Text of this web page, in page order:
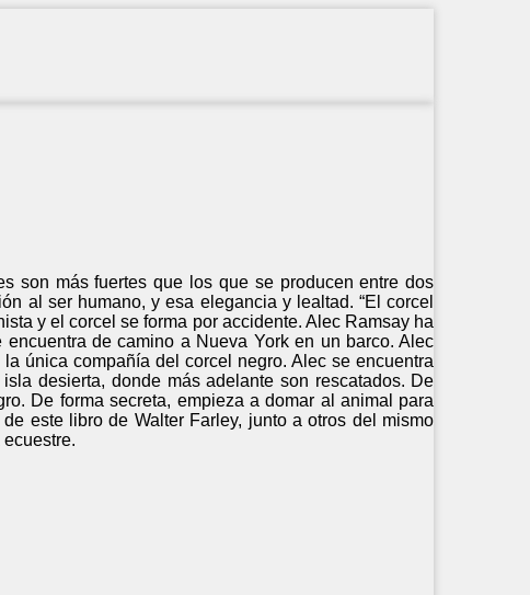
son más fuertes que los que se producen entre dos
al ser humano, y esa elegancia y lealtad. “El corcel
y el corcel se forma por accidente. Alec Ramsay ha
de camino a Nueva York en un barco. Alec
única compañía del corcel negro. Alec se encuentra
desierta, donde más adelante son rescatados. De
De forma secreta, empieza a domar al animal para
este libro de Walter Farley, junto a otros del mismo